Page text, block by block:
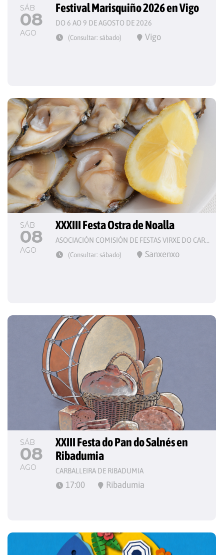
SÁB
08
AGO
Festival Marisquiño 2026 en Vigo
DO 6 AO 9 DE AGOSTO DE 2026
(Consultar: sábado) Vigo
SÁB
08
AGO
XXXIII Festa Ostra de Noalla
ASOCIACIÓN COMISIÓN DE FESTAS VIRXE DO CARME
(Consultar: sábado) Sanxenxo
SÁB
08
AGO
XXIII Festa do Pan do Salnés en
Ribadumia
CARBALLEIRA DE RIBADUMIA
17:00 Ribadumia